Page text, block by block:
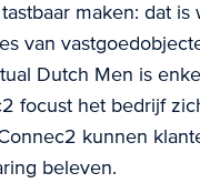
maken: dat is
van
Dutch Men is
focust het bedrijf
kunnen
beleven.